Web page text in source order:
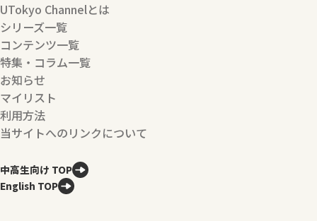
UTokyo Channelとは
シリーズ一覧
コンテンツ一覧
特集・コラム一覧
お知らせ
マイリスト
利用方法
当サイトへのリンクについて
中高生向け TOP
English TOP